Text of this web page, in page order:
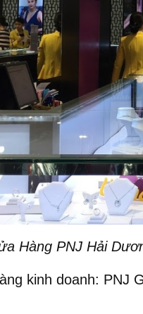
Hàng PNJ Hải
kinh doanh: PNJ